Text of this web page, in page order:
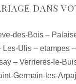
DANS
des-Bois –
Les-Ulis – etampes –
– Verrieres-le-
Germain-les-